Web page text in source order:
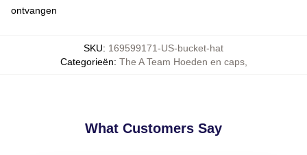
ontvangen
SKU: 169599171-US-bucket-hat
Categorieën: The A Team Hoeden en caps,
What Customers Say